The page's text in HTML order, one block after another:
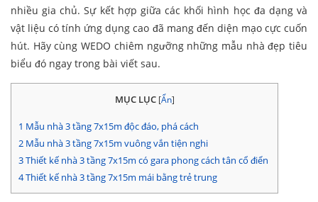
nhiều gia chủ. Sự kết hợp giữa các khối hình học đa dạng và
vật liệu có tính ứng dụng cao đã mang đến diện mạo cực cuốn
hút. Hãy cùng WEDO chiêm ngưỡng những mẫu nhà đẹp tiêu
biểu đó ngay trong bài viết sau.
MỤC LỤC [Ẩn]
1 Mẫu nhà 3 tầng 7x15m độc đáo, phá cách
2 Mẫu nhà 3 tầng 7x15m vuông vắn tiện nghi
3Thiết kế nhà 3 tầng 7x15m có gara phong cách tân cổ điển
4Thiết kế nhà 3 tầng 7x15m mái bằng trẻ trung